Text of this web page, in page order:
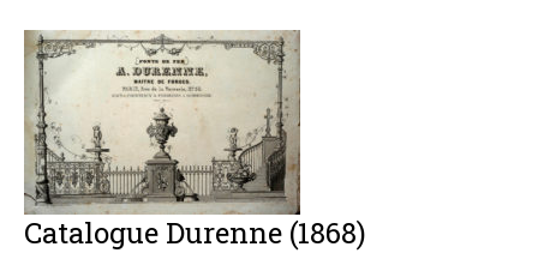
Catalogue Durenne (1868)